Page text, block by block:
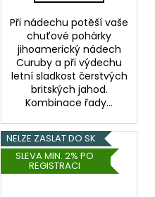
Při nádechu potěší vaše
chuťové pohárky
jihoamerický nádech
Curuby a při výdechu
letní sladkost čerstvých
britských jahod.
Kombinace řady...
NELZE ZASLAT DO SK
SLEVA MIN. 2% PO
REGISTRACI